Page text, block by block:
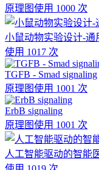
原理图使用 1000 次
小鼠动物实验设计-通
使用 1017 次
TGFB - Smad signaling
原理图使用 1001 次
ErbB signaling
原理图使用 1001 次
人工智能驱动的智能